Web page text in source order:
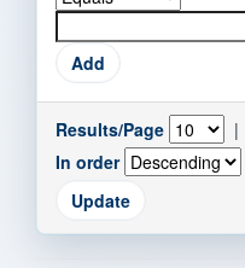
Results/Page |
In order